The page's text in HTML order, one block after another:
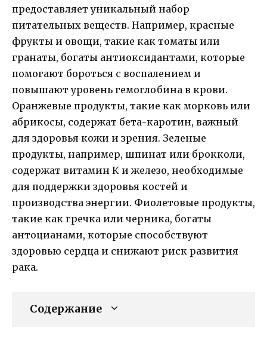
предоставляет уникальный набор
питательных веществ. Например, красные
фрукты и овощи, такие как томаты или
гранаты, богаты антиоксидантами, которые
помогают бороться с воспалением и
повышают уровень гемоглобина в крови.
Оранжевые продукты, такие как морковь или
абрикосы, содержат бета-каротин, важный
для здоровья кожи и зрения. Зеленые
продукты, например, шпинат или брокколи,
содержат витамин К и железо, необходимые
для поддержки здоровья костей и
производства энергии. Фиолетовые продукты,
такие как гречка или черника, богаты
антоцианами, которые способствуют
здоровью сердца и снижают риск развития
рака.
Содержание